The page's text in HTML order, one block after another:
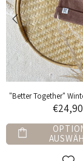
Socken mit
€12,90